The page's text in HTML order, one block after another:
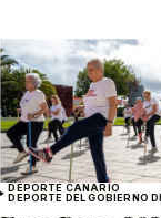
DEPORTE CANARIO
DEPORTE DEL GOBIERNO